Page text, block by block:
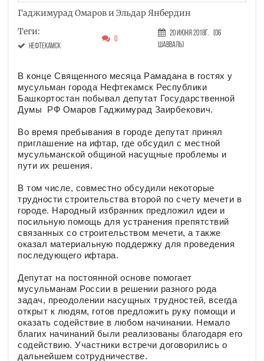
Гаджимурад Омаров и Эльдар Янбердин
Теги:
Нефтекамск
0
20 Июня 2018г. (06
Шавваль)
В конце Священного месяца Рамадана в гостях у
мусульман города Нефтекамск Республики
Башкортостан побывал депутат Государственной
Думы РФ Омаров Гаджимурад Заирбекович.
Во время пребывания в городе депутат принял
приглашение на ифтар, где обсудил с местной
мусульманской общиной насущные проблемы и
пути их решения.
В том числе, совместно обсудили некоторые
трудности строительства второй по счету мечети в
городе. Народный избранник предложил идеи и
посильную помощь для устранения препятствий
связанных со строительством мечети, а также
оказал материальную поддержку для проведения
последующего ифтара.
Депутат на постоянной основе помогает
мусульманам России в решении разного рода
задач, преодолении насущных трудностей, всегда
открыт к людям, готов предложить руку помощи и
оказать содействие в любом начинании. Немало
благих начинаний были реализованы благодаря его
содействию. Участники встречи договорились о
дальнейшем сотрудничестве.